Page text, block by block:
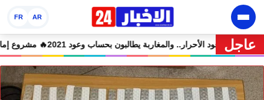
AR
FR
عاجلفي حالة سراح🔥 شوكي يعيد وعود الأحرار.. والمغاربة يطالبون بحساب